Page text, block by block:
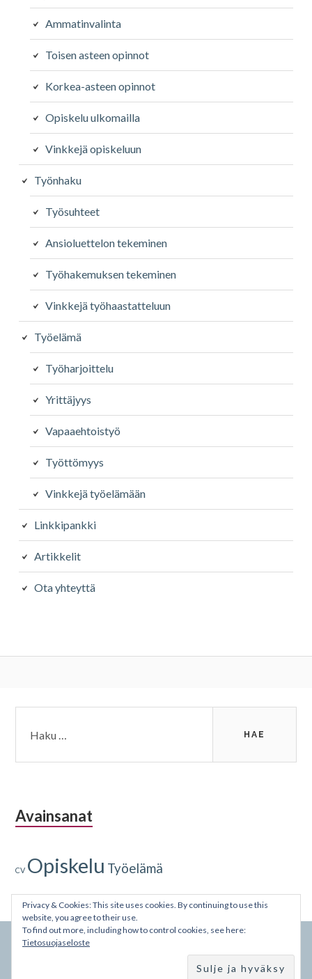
Ammatinvalinta
Toisen asteen opinnot
Korkea-asteen opinnot
Opiskelu ulkomailla
Vinkkejä opiskeluun
Työnhaku
Työsuhteet
Ansioluettelon tekeminen
Työhakemuksen tekeminen
Vinkkejä työhaastatteluun
Työelämä
Työharjoittelu
Yrittäjyys
Vapaaehtoistyö
Työttömyys
Vinkkejä työelämään
Linkkipankki
Artikkelit
Ota yhteyttä
sivupalkki
Avainsanat
CV Opiskelu Työelämä
Voimanlähteenä WordPress
Teeman Toivo Lite tekijä
Privacy & Cookies: This site uses cookies. By continuing to use this
website, you agree to their use.
To find out more, including how to control cookies, see here:
Tietosuojaseloste